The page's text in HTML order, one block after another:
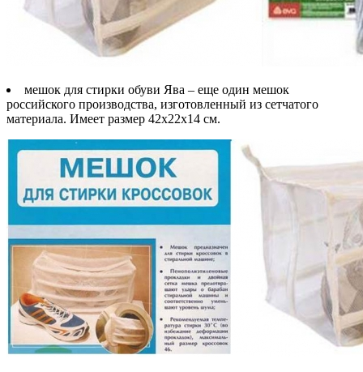
мешок для стирки обуви Ява – еще один мешок
российского производства, изготовленный из сетчатого
материала. Имеет размер 42х22х14 см.